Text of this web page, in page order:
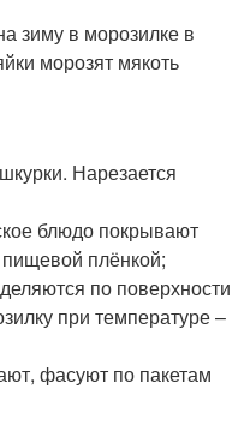
зиму в морозилке в
морозят мякоть
Нарезается
блюдо покрывают
плёнкой;
по поверхности
при температуре –
фасуют по пакетам